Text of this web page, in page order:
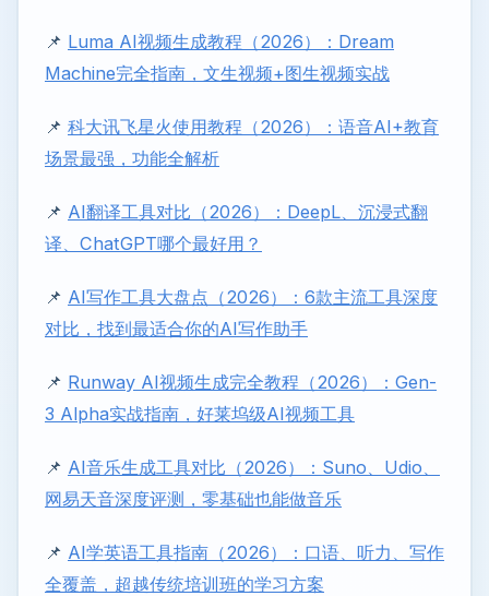
📌 Luma AI视频生成教程（2026）：Dream
Machine完全指南，文生视频+图生视频实战
📌 科大讯飞星火使用教程（2026）：语音AI+教育
场景最强，功能全解析
📌 AI翻译工具对比（2026）：DeepL、沉浸式翻
译、ChatGPT哪个最好用？
📌 AI写作工具大盘点（2026）：6款主流工具深度
对比，找到最适合你的AI写作助手
📌 Runway AI视频生成完全教程（2026）：Gen-
3 Alpha实战指南，好莱坞级AI视频工具
📌 AI音乐生成工具对比（2026）：Suno、Udio、
网易天音深度评测，零基础也能做音乐
📌 AI学英语工具指南（2026）：口语、听力、写作
全覆盖，超越传统培训班的学习方案